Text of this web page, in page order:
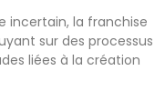
incertain, la franchise
sur des processus
liées à la création